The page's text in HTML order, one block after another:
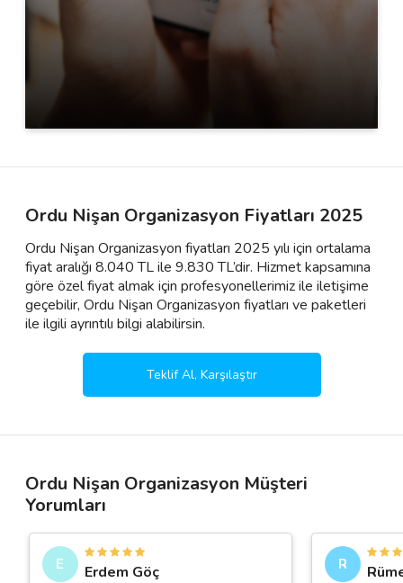
Ordu Nişan Organizasyon Fiyatları 2025
Ordu Nişan Organizasyon fiyatları 2025 yılı için ortalama
fiyat aralığı 8.040 TL ile 9.830 TL’dir. Hizmet kapsamına
göre özel fiyat almak için profesyonellerimiz ile iletişime
geçebilir, Ordu Nişan Organizasyon fiyatları ve paketleri
ile ilgili ayrıntılı bilgi alabilirsin.
Teklif Al, Karşılaştır
Ordu Nişan Organizasyon Müşteri
Yorumları
E
Erdem Göç
R